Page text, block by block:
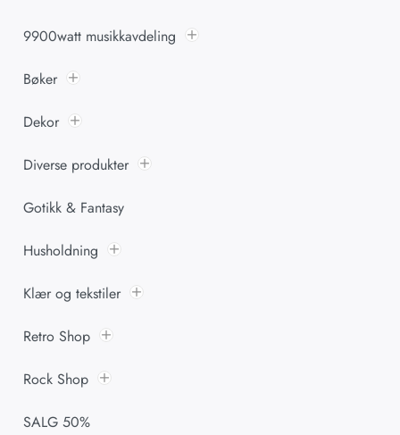
9900watt musikkavdeling
Bøker
Dekor
Diverse produkter
Gotikk & Fantasy
Husholdning
Klær og tekstiler
Retro Shop
Rock Shop
SALG 50%